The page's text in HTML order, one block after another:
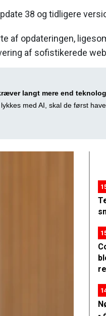
38 og tidligere
af opdateringen,
af sofistikerede
langt mere end
med AI, skal de først